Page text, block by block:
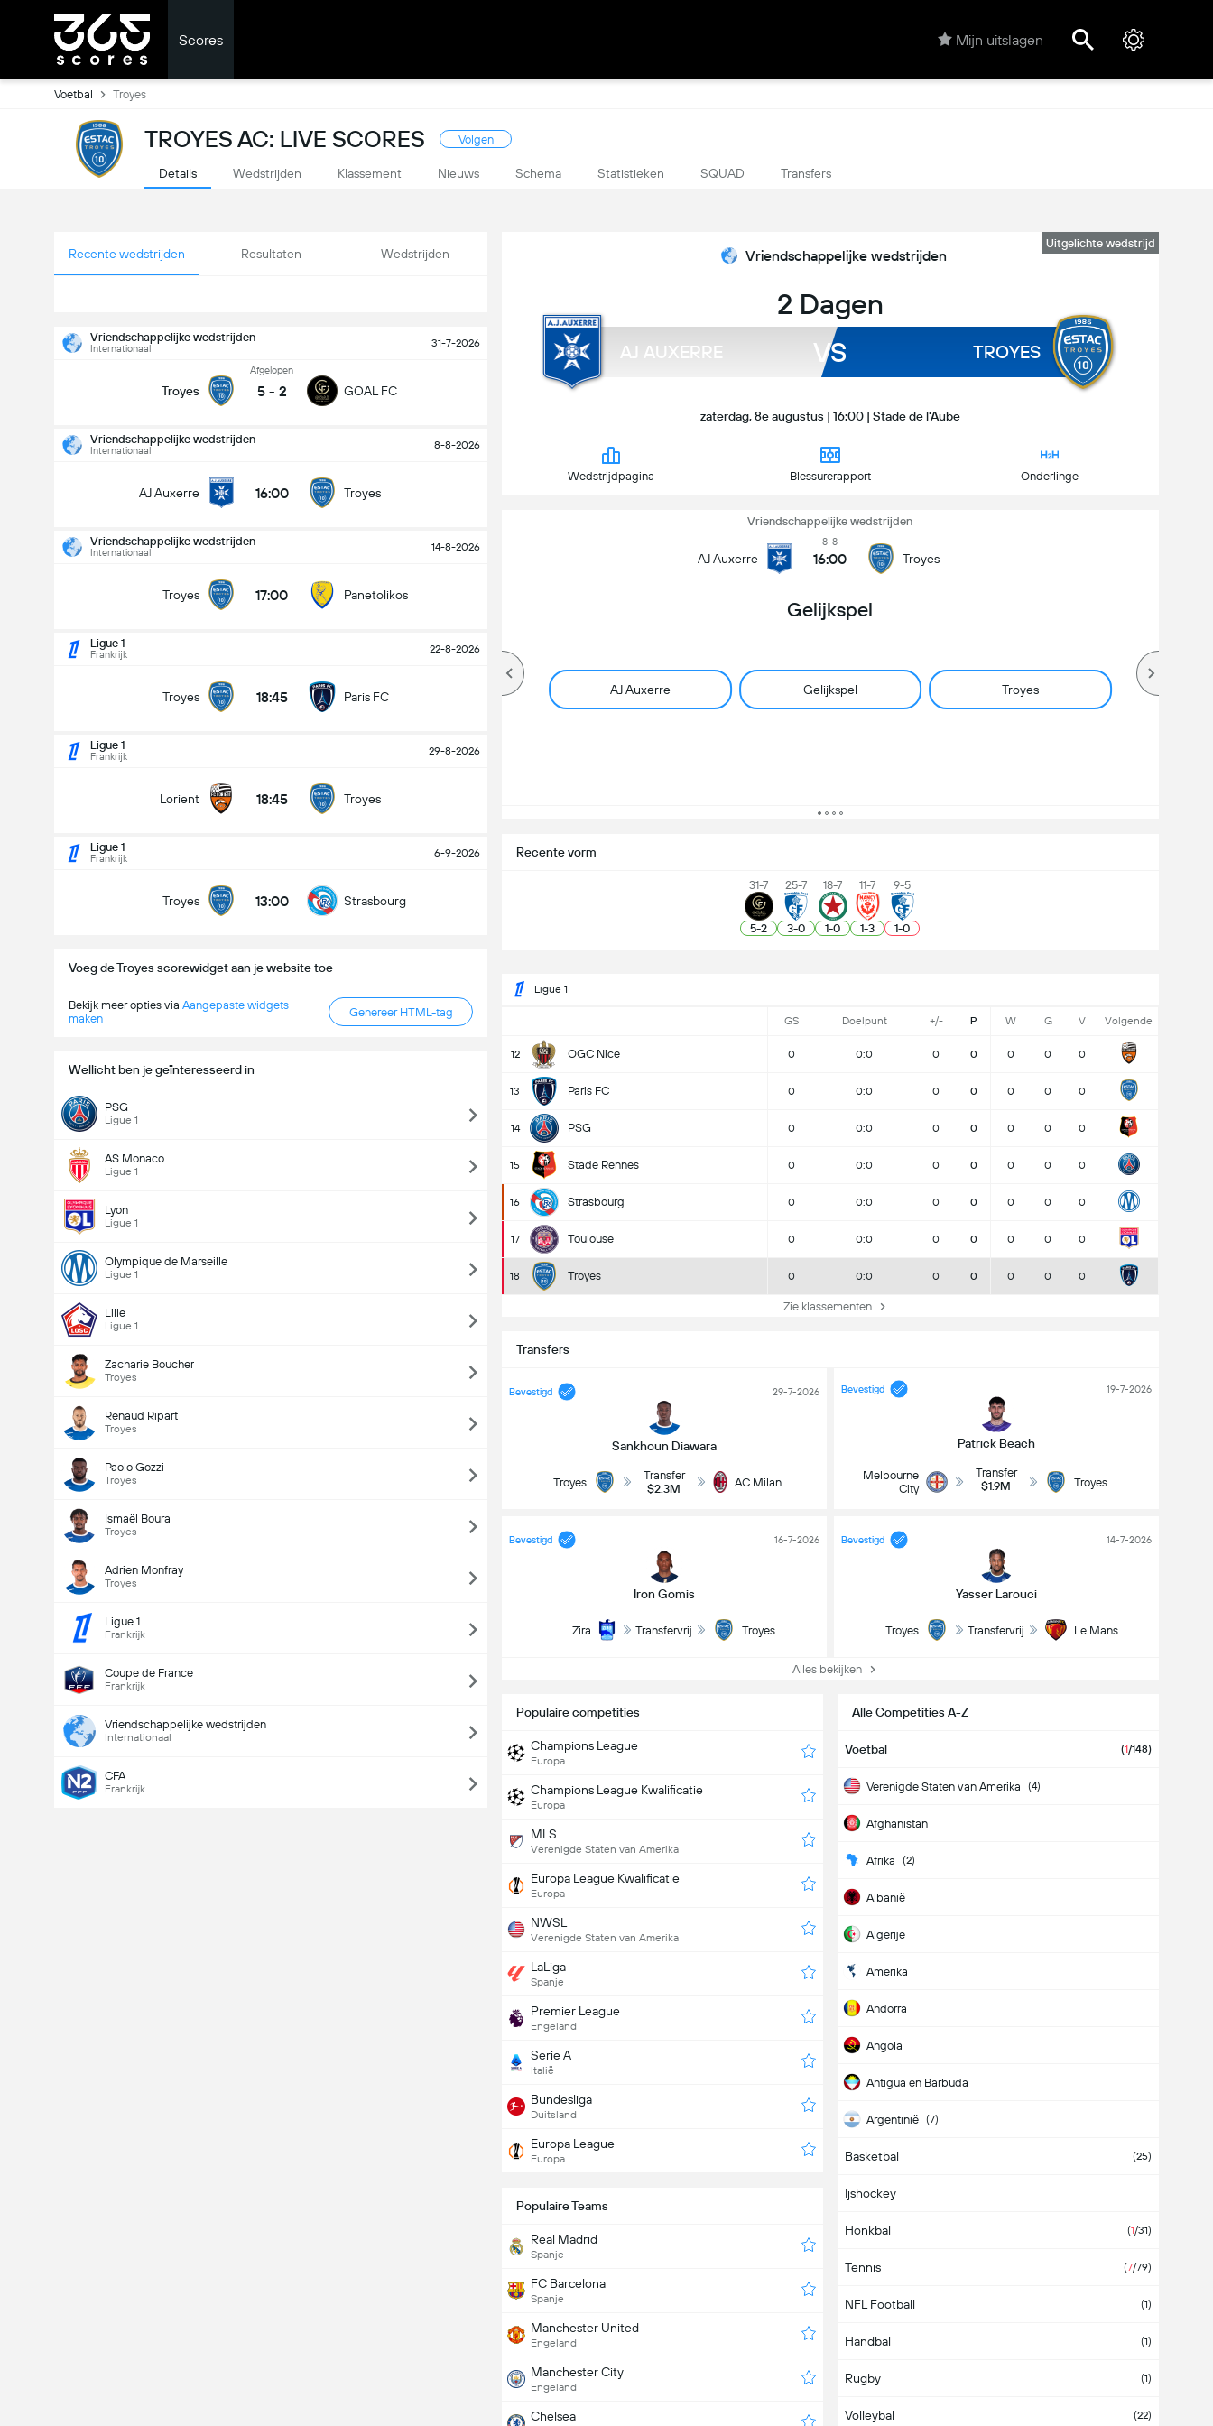
Scores Mijn uitslagen
Voetbal Troyes
TROYES AC: LIVE SCORES Volgen
Details Wedstrijden Klassement Nieuws Schema Statistieken SQUAD Transfers
Recente wedstrijden Resultaten Wedstrijden
Vriendschappelijke wedstrijden
Internationaal 31-7-2026
Troyes
Afgelopen
5 - 2 GOAL FC
Vriendschappelijke wedstrijden
Internationaal 8-8-2026
AJ Auxerre 16:00 Troyes
Vriendschappelijke wedstrijden
Internationaal 14-8-2026
Troyes 17:00 Panetolikos
Ligue 1
Frankrijk 22-8-2026
Troyes 18:45 Paris FC
Ligue 1
Frankrijk 29-8-2026
Lorient 18:45 Troyes
Ligue 1
Frankrijk 6-9-2026
Troyes 13:00 Strasbourg
Voeg de Troyes scorewidget aan je website toe
Bekijk meer opties via Aangepaste widgets
maken
Genereer HTML-tag
Wellicht ben je geïnteresseerd in
PSG
Ligue 1
AS Monaco
Ligue 1
Lyon
Ligue 1
Olympique de Marseille
Ligue 1
Lille
Ligue 1
Zacharie Boucher
Troyes
Renaud Ripart
Troyes
Paolo Gozzi
Troyes
Ismaël Boura
Troyes
Adrien Monfray
Troyes
Ligue 1
Frankrijk
Coupe de France
Frankrijk
Vriendschappelijke wedstrijden
Internationaal
CFA
Frankrijk
Uitgelichte wedstrijd
Vriendschappelijke wedstrijden
2 Dagen
AJ AUXERRE VS TROYES
zaterdag, 8e augustus | 16:00 | Stade de l'Aube
Wedstrijdpagina Blessurerapport Onderlinge
Vriendschappelijke wedstrijden
AJ Auxerre
8-8
16:00 Troyes
Gelijkspel
AJ Auxerre Gelijkspel Troyes
Troyes
14-8
- Meer dan/minder dan (2.5)
Meer dan
Recente vorm
31-7
5-2
25-7
3-0
18-7
1-0
11-7
1-3
9-5
1-0
Ligue 1
GS Doelpunt +/- P W G V Volgende
12 OGC Nice 0 0:0 0 0 0 0 0
13 Paris FC 0 0:0 0 0 0 0 0
14 PSG 0 0:0 0 0 0 0 0
15 Stade Rennes 0 0:0 0 0 0 0 0
16 Strasbourg 0 0:0 0 0 0 0 0
17 Toulouse 0 0:0 0 0 0 0 0
18 Troyes 0 0:0 0 0 0 0 0
Zie klassementen
Transfers
Bevestigd
Sankhoun Diawara
29-7-2026
Troyes
Transfer
$2.3M
AC Milan
Bevestigd
Patrick Beach
19-7-2026
Melbourne
City
Transfer
$1.9M
Troyes
Bevestigd
Iron Gomis
16-7-2026
Zira Transfervrij Troyes
Bevestigd
Yasser Larouci
14-7-2026
Troyes Transfervrij Le Mans
Alles bekijken
Populaire competities
Champions League
Europa
Champions League Kwalificatie
Europa
MLS
Verenigde Staten van Amerika
Europa League Kwalificatie
Europa
NWSL
Verenigde Staten van Amerika
LaLiga
Spanje
Premier League
Engeland
Serie A
Italië
Bundesliga
Duitsland
Europa League
Europa
Alle Competities A-Z
Voetbal (1/148)
Verenigde Staten van Amerika (4)
Afghanistan
Afrika (2)
Albanië
Algerije
Amerika
Andorra
Angola
Antigua en Barbuda
Argentinië (7)
Armenië
Aruba
Australië
Azerbeidzjan
Azië
Bahamas
Bahrein
Bangladesh
Basketbal (25)
Ijshockey
Honkbal (1/31)
Tennis (7/79)
NFL Football (1)
Handbal (1)
Rugby (1)
Volleybal (22)
Populaire Teams
Real Madrid
Spanje
FC Barcelona
Spanje
Manchester United
Engeland
Manchester City
Engeland
Chelsea